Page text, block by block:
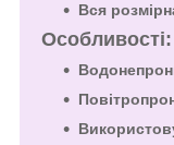
Вся
Особливості: